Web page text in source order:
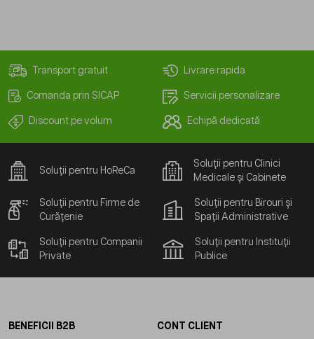
Transport gratuit Livrare rapida
Comanda prin SICAP Servicii personalizare
Discount pe volum Echipă dedicată
Soluții pentru HoReCa
Soluții pentru Clinici
Medicale și Cabinete
Soluții pentru Firme de
Curățenie
Soluții pentru Birouri și
Spații Administrative
Soluții pentru Companii
Private
Soluții pentru Instituții
Publice
BENEFICII B2B CONT CLIENT